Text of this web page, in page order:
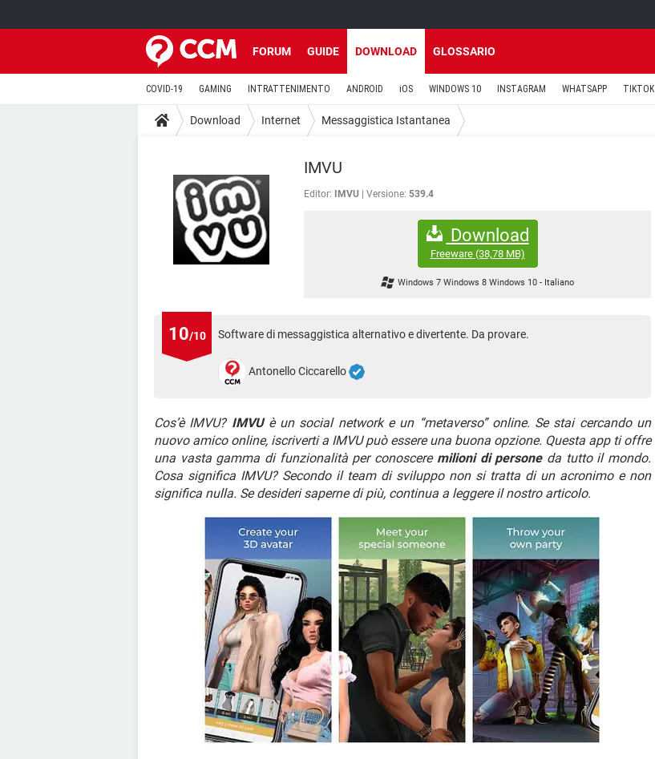
FORUM GUIDE DOWNLOAD GLOSSARIO
COVID-19 GAMING INTRATTENIMENTO ANDROID iOS WINDOWS 10 INSTAGRAM WHATSAPP TIKTOK
Download Internet Messaggistica Istantanea
IMVU
Editor: IMVU Versione: 539.4
Download
Freeware(38,78 MB)
Windows 7 Windows 8 Windows 10 - Italiano
10/10 Software di messaggistica alternativo e divertente. Da provare.
Antonello Ciccarello
Cos’è IMVU? IMVUè un social network e un “metaverso” online. Se stai cercando un
nuovo amico online, iscriverti a IMVU può essere una buona opzione. Questa app ti offre
una vasta gamma di funzionalità per conoscere milioni di personeda tutto il mondo.
Cosa significa IMVU? Secondo il team di sviluppo non si tratta di un acronimo e non
significa nulla. Se desideri saperne di più, continua a leggere il nostro articolo.